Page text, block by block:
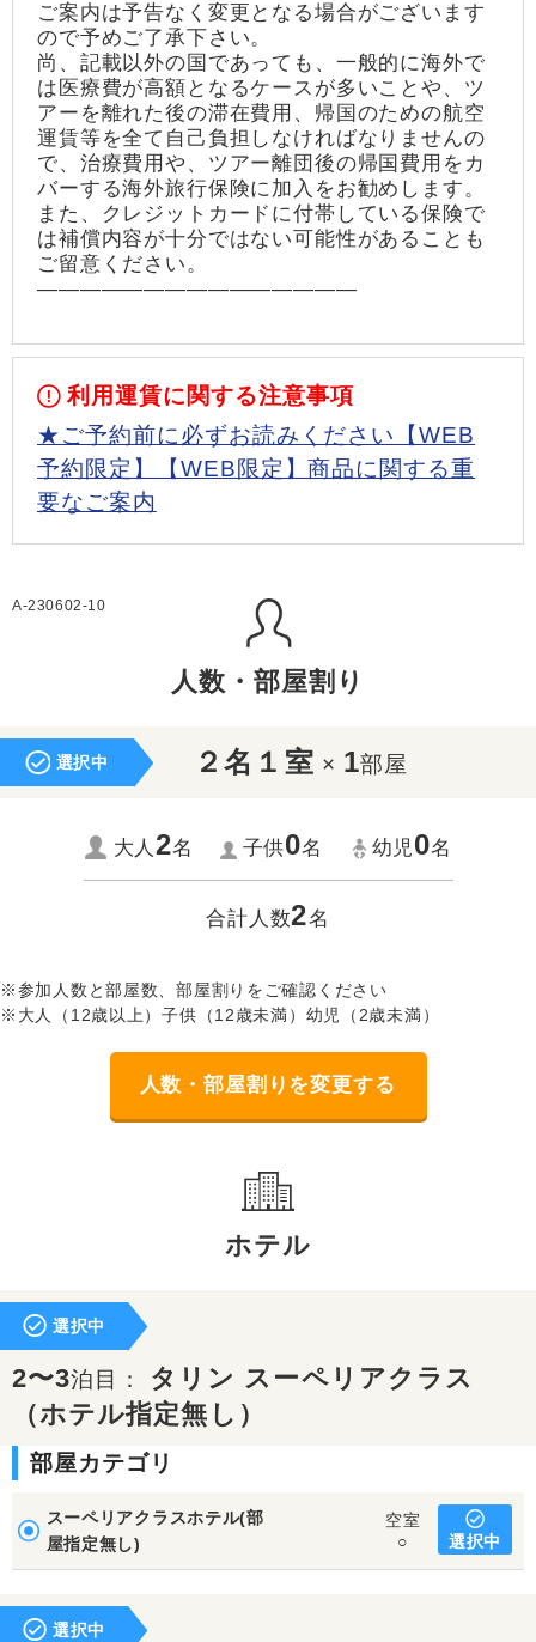
ご案内は予告なく変更となる場合がございます
ので予めご了承下さい。
尚、記載以外の国であっても、一般的に海外で
は医療費が高額となるケースが多いことや、ツ
アーを離れた後の滞在費用、帰国のための航空
運賃等を全て自己負担しなければなりませんの
で、治療費用や、ツアー離団後の帰国費用をカ
バーする海外旅行保険に加入をお勧めします。
また、クレジットカードに付帯している保険で
は補償内容が十分ではない可能性があることも
ご留意ください。
―――――――――――――――
利用運賃に関する注意事項
★ご予約前に必ずお読みください【WEB
予約限定】【WEB限定】商品に関する重
要なご案内
A-230602-10
人数・部屋割り
選択中 ２名１室 × 1部屋
大人2名 子供0名 幼児0名
合計人数2名
※参加人数と部屋数、部屋割りをご確認ください
※大人（12歳以上）子供（12歳未満）幼児（2歳未満）
人数・部屋割りを変更する
ホテル
選択中
2〜3泊目： タリン スーペリアクラス
（ホテル指定無し）
部屋カテゴリ
スーペリアクラスホテル(部
屋指定無し)
空室
○
選択中
選択中